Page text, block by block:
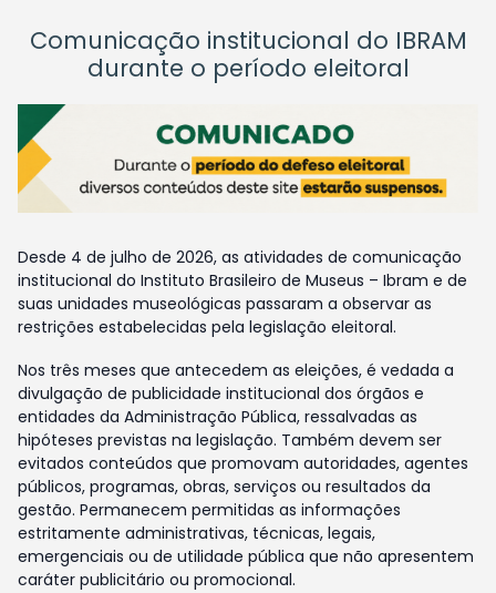
Comunicação institucional do IBRAM
durante o período eleitoral
Desde 4 de julho de 2026, as atividades de comunicação
institucional do Instituto Brasileiro de Museus – Ibram e de
suas unidades museológicas passaram a observar as
restrições estabelecidas pela legislação eleitoral.
Nos três meses que antecedem as eleições, é vedada a
divulgação de publicidade institucional dos órgãos e
entidades da Administração Pública, ressalvadas as
hipóteses previstas na legislação. Também devem ser
evitados conteúdos que promovam autoridades, agentes
públicos, programas, obras, serviços ou resultados da
gestão. Permanecem permitidas as informações
estritamente administrativas, técnicas, legais,
emergenciais ou de utilidade pública que não apresentem
caráter publicitário ou promocional.